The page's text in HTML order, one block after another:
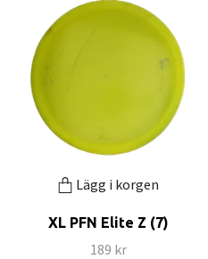
Lägg i korgen
XL PFN Elite Z (7)
189 kr